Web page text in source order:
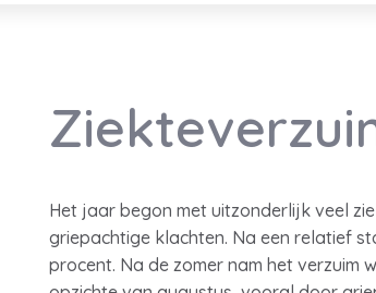
Het jaar begon met uitzonderlijk veel
griepachtige klachten. Na een relatief
procent. Na de zomer nam het verzuim